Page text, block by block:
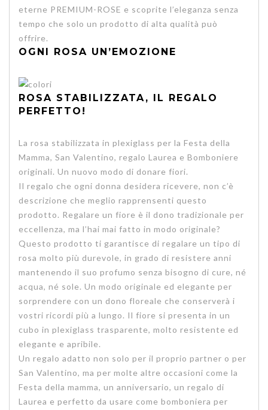
eterne PREMIUM-ROSE e scoprite l’eleganza senza
tempo che solo un prodotto di alta qualità può
offrire.
OGNI ROSA UN’EMOZIONE
ROSA STABILIZZATA, IL REGALO
PERFETTO!
La rosa stabilizzata in plexiglass per la Festa della
Mamma, San Valentino, regalo Laurea e Bomboniere
originali. Un nuovo modo di donare fiori.
Il regalo che ogni donna desidera ricevere, non c’è
descrizione che meglio rapprensenti questo
prodotto. Regalare un fiore è il dono tradizionale per
eccellenza, ma l’hai mai fatto in modo originale?
Questo prodotto ti garantisce di regalare un tipo di
rosa molto più durevole, in grado di resistere anni
mantenendo il suo profumo senza bisogno di cure, né
acqua, né sole. Un modo originale ed elegante per
sorprendere con un dono floreale che conserverà i
vostri ricordi più a lungo. Il fiore si presenta in un
cubo in plexiglass trasparente, molto resistente ed
elegante e apribile.
Un regalo adatto non solo per il proprio partner o per
San Valentino, ma per molte altre occasioni come la
Festa della mamma, un anniversario, un regalo di
Laurea e perfetto da usare come bomboniera per